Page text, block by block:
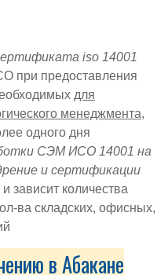
iso 14001
при предоставления
для
менеджмента,
одного дня
СЭМ ИСО 14001 на
и сертификации
зависит количества
ва складских, офисных,
в Абакане